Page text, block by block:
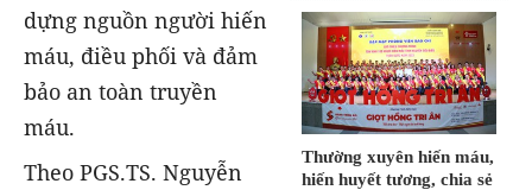
Thường xuyên hiến máu,
hiến huyết tương, chia sẻ
dựng nguồn người hiến
máu, điều phối và đảm
bảo an toàn truyền
máu.
Theo PGS.TS. Nguyễn